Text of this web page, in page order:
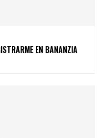
EN BANANZIA